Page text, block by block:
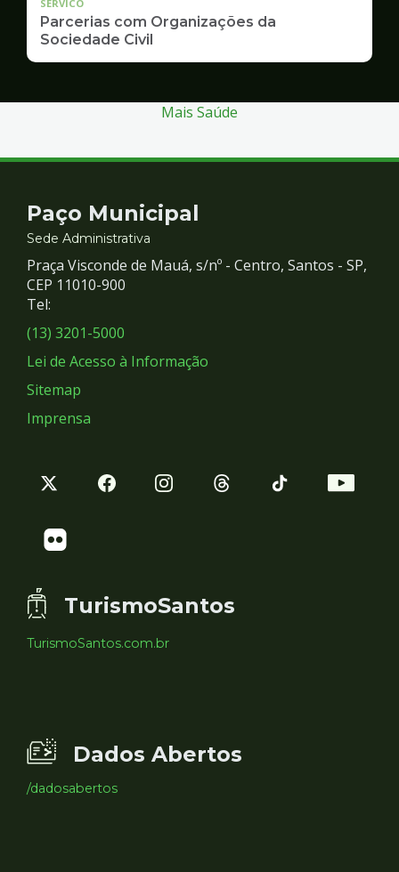
SERVICO
Parcerias com Organizações da
Sociedade Civil
Mais Saúde
Contato
e
Redes
Sociais
Paço Municipal
Sede Administrativa
Praça Visconde de Mauá, s/nº - Centro, Santos - SP,
CEP 11010-900
Tel:
(13) 3201-5000
Lei de Acesso à Informação
Sitemap
Imprensa
TurismoSantos
TurismoSantos.com.br
Dados Abertos
/dadosabertos